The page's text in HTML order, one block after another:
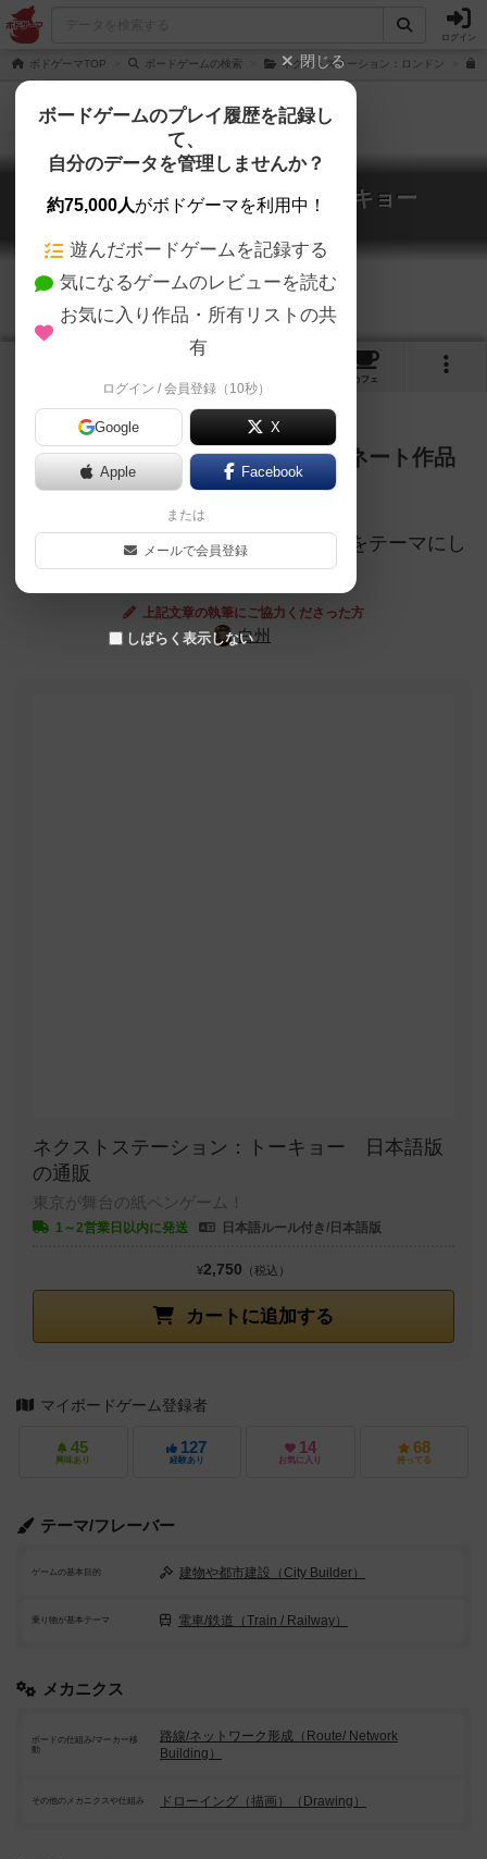
ログイン
ボドゲーマTOP ボードゲームの検索 ネクストステーション：ロンドン
ネクストステーション：トーキョー
Next Station: Tokyo
カフェ
2023年ドイツ年間ゲーム大賞ノミネート作品
の独立拡張！
ネクストステーションロンドンの日本をテーマにし
たバージョン。
上記文章の執筆にご協力くださった方
白州
ネクストステーション：トーキョー 日本語版
の通販
東京が舞台の紙ペンゲーム！
1～2営業日以内に発送 日本語ルール付き/日本語版
カートに追加する
¥2,750 （税込）
マイボードゲーム登録者
45
興味あり
127
経験あり
14
お気に入り
68
持ってる
テーマ/フレーバー
ゲームの基本目的 建物や都市建設（City Builder）
乗り物が基本テーマ 電車/鉄道（Train / Railway）
メカニクス
ボードの仕組み/マーカー移
動
路線/ネットワーク形成（Route/ Network
Building）
その他のメカニクスや仕組み ドローイング（描画）（Drawing）
閉じる
ボードゲームのプレイ履歴を記録し
て、
自分のデータを管理しませんか？
約75,000人がボドゲーマを利用中！
遊んだボードゲームを記録する
気になるゲームのレビューを読む
お気に入り作品・所有リストの共
有
ログイン / 会員登録（10秒）
Google X
Apple Facebook
または
メールで会員登録
しばらく表示しない